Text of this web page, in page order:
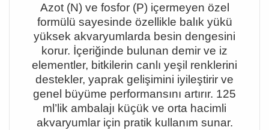
Azot (N) ve fosfor (P) içermeyen özel
formülü sayesinde özellikle balık yükü
yüksek akvaryumlarda besin dengesini
korur. İçeriğinde bulunan demir ve iz
elementler, bitkilerin canlı yeşil renklerini
destekler, yaprak gelişimini iyileştirir ve
genel büyüme performansını artırır. 125
ml ’lik ambalajı küçük ve orta hacimli
akvaryumlar için pratik kullanım sunar.